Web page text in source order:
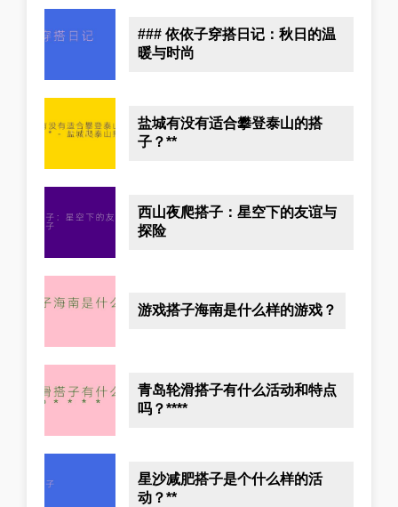
### 依依子穿搭日记：秋日的温
暖与时尚
盐城有没有适合攀登泰山的搭
子？**
西山夜爬搭子：星空下的友谊与
探险
游戏搭子海南是什么样的游戏？
青岛轮滑搭子有什么活动和特点
吗？****
星沙减肥搭子是个什么样的活
动？**